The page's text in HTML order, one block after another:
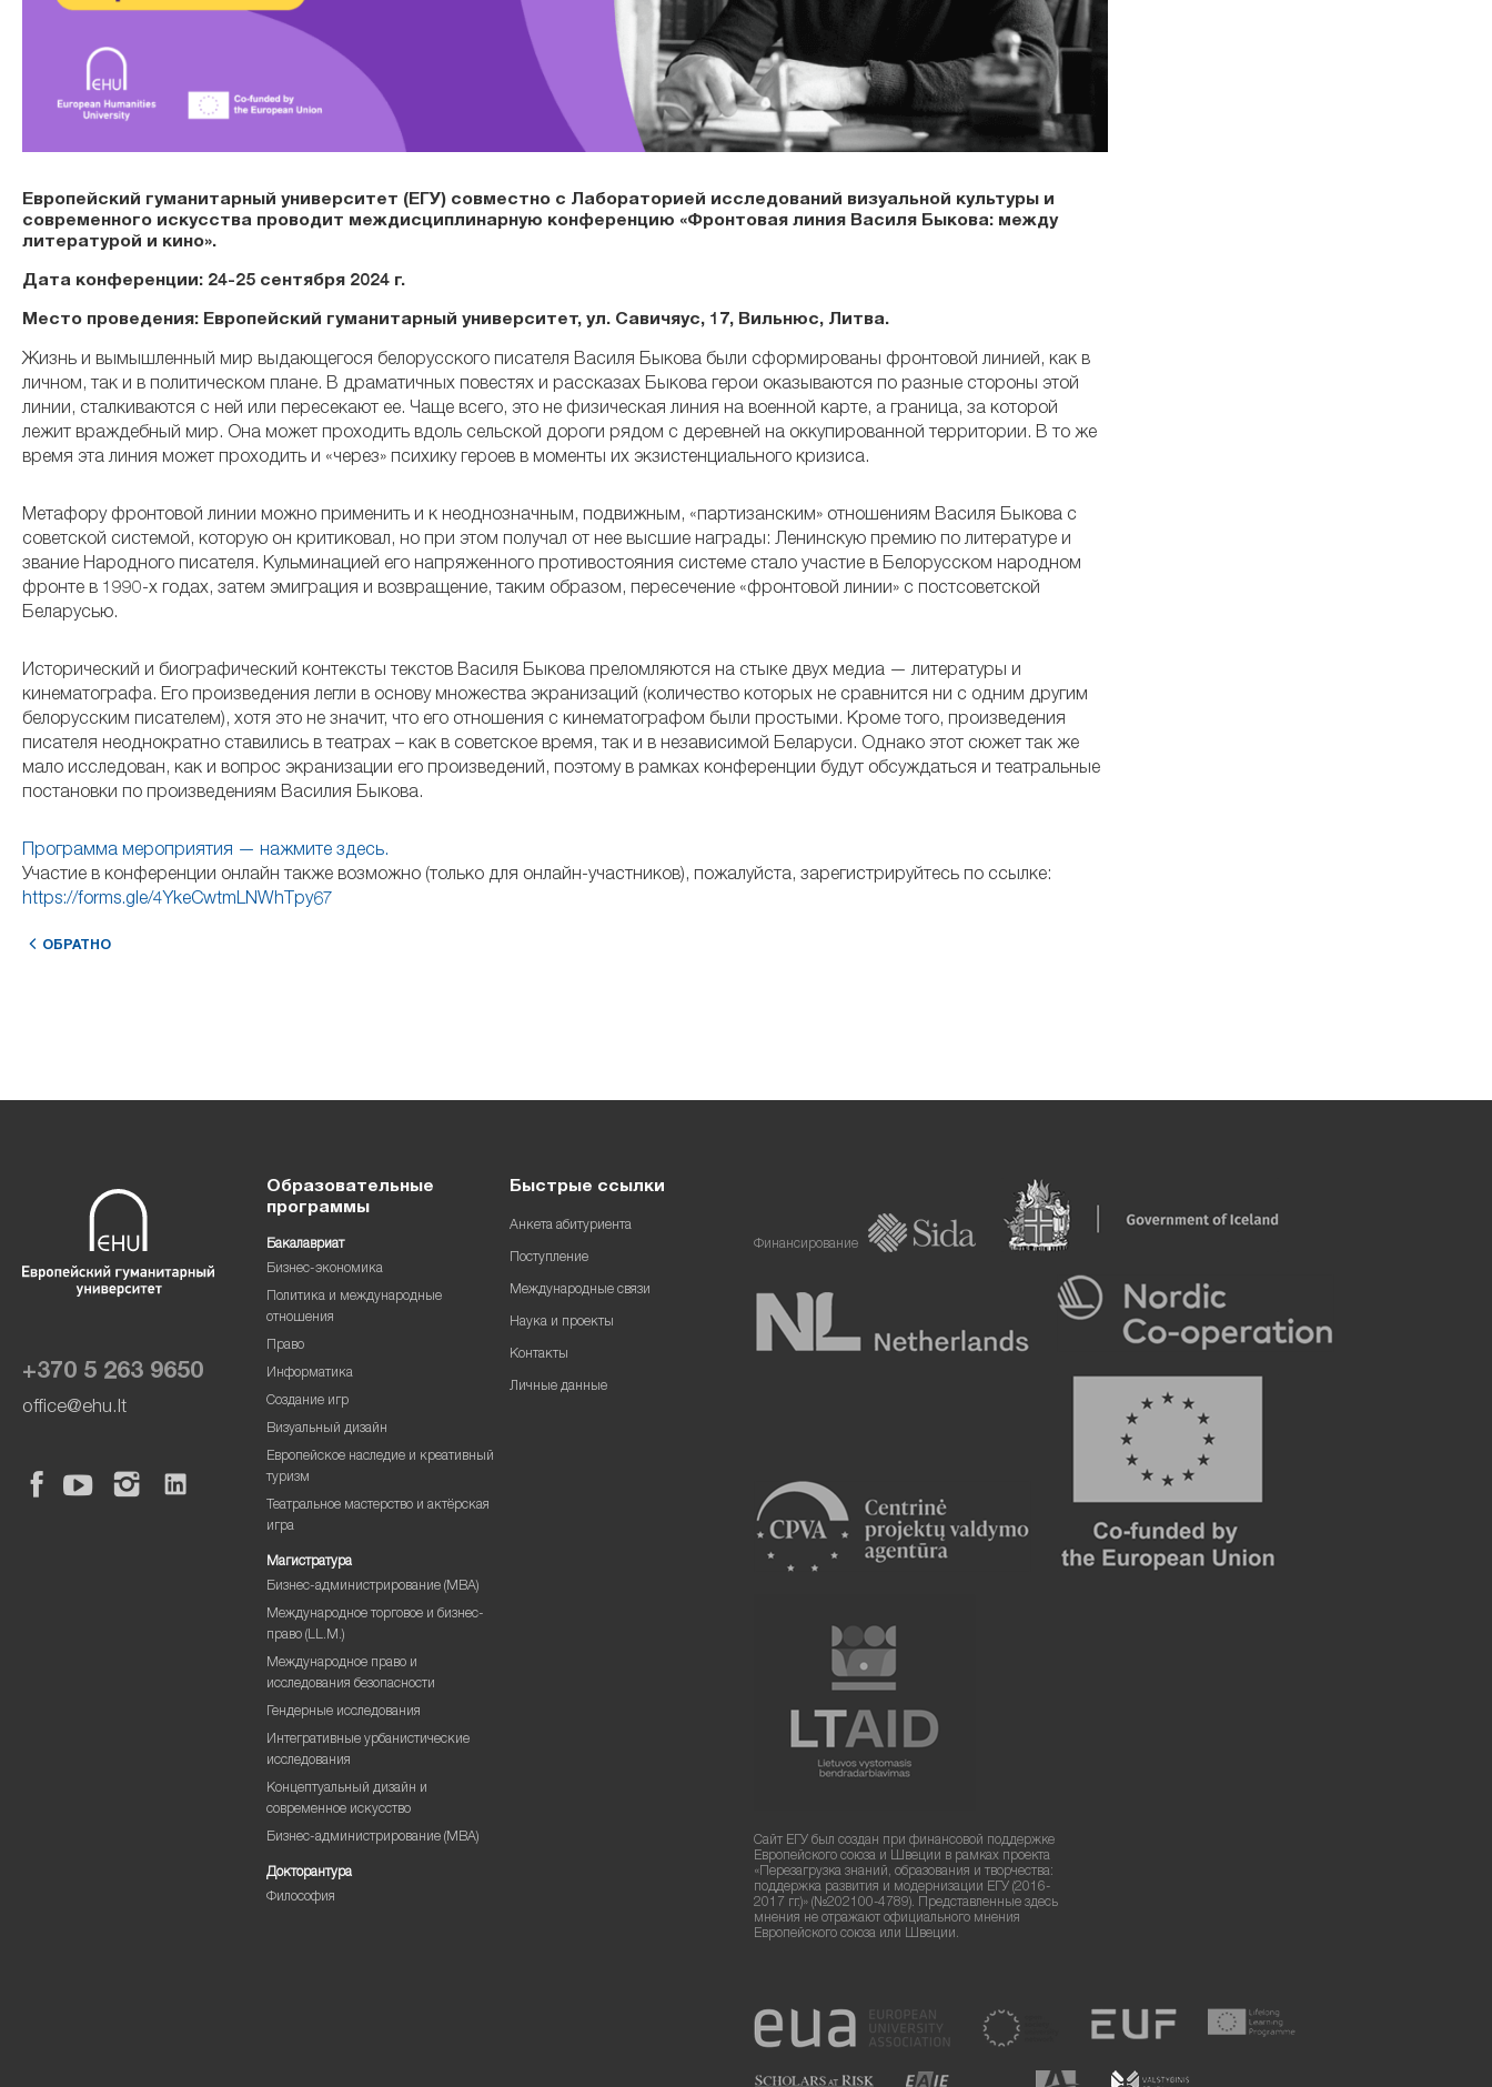
Европейский гуманитарный университет (ЕГУ) совместно с Лабораторией исследований визуальной культуры и
современного искусства проводит междисциплинарную конференцию «Фронтовая линия Василя Быкова: между
литературой и кино».
Дата конференции: 24-25 сентября 2024 г.
Место проведения: Европейский гуманитарный университет, ул. Савичяус, 17, Вильнюс, Литва.
Жизнь и вымышленный мир выдающегося белорусского писателя Василя Быкова были сформированы фронтовой линией, как в
личном, так и в политическом плане. В драматичных повестях и рассказах Быкова герои оказываются по разные стороны этой
линии, сталкиваются с ней или пересекают ее. Чаще всего, это не физическая линия на военной карте, а граница, за которой
лежит враждебный мир. Она может проходить вдоль сельской дороги рядом с деревней на оккупированной территории. В то же
время эта линия может проходить и «через» психику героев в моменты их экзистенциального кризиса.
Метафору фронтовой линии можно применить и к неоднозначным, подвижным, «партизанским» отношениям Василя Быкова с
советской системой, которую он критиковал, но при этом получал от нее высшие награды: Ленинскую премию по литературе и
звание Народного писателя. Кульминацией его напряженного противостояния системе стало участие в Белорусском народном
фронте в 1990-х годах, затем эмиграция и возвращение, таким образом, пересечение «фронтовой линии» с постсоветской
Беларусью.
Исторический и биографический контексты текстов Василя Быкова преломляются на стыке двух медиа — литературы и
кинематографа. Его произведения легли в основу множества экранизаций (количество которых не сравнится ни с одним другим
белорусским писателем), хотя это не значит, что его отношения с кинематографом были простыми. Кроме того, произведения
писателя неоднократно ставились в театрах – как в советское время, так и в независимой Беларуси. Однако этот сюжет так же
мало исследован, как и вопрос экранизации его произведений, поэтому в рамках конференции будут обсуждаться и театральные
постановки по произведениям Василия Быкова.
Программа мероприятия — нажмите здесь.
Участие в конференции онлайн также возможно (только для онлайн-участников), пожалуйста, зарегистрируйтесь по ссылке:
https://forms.gle/4YkeCwtmLNWhTpy67
ОБРАТНО
+370 5 263 9650
office@ehu.lt
Образовательные
программы
Бакалавриат
Бизнес-экономика
Политика и международные
отношения
Право
Информатика
Создание игр
Визуальный дизайн
Европейское наследие и креативный
туризм
Театральное мастерство и актёрская
игра
Магистратура
Бизнес-администрирование (MBA)
Международное торговое и бизнес-
право (LL.M.)
Международное право и
исследования безопасности
Гендерные исследования
Интегративные урбанистические
исследования
Концептуальный дизайн и
современное искусство
Бизнес-администрирование (MBA)
Докторантура
Философия
Быстрые ссылки
Анкета абитуриента
Поступление
Международные связи
Наука и проекты
Контакты
Личные данные
Финансирование
Сайт ЕГУ был создан при финансовой поддержке
Европейского союза и Швеции в рамках проекта
«Перезагрузка знаний, образования и творчества:
поддержка развития и модернизации ЕГУ (2016-
2017 гг.)» (№202100-4789). Представленные здесь
мнения не отражают официального мнения
Европейского союза или Швеции.